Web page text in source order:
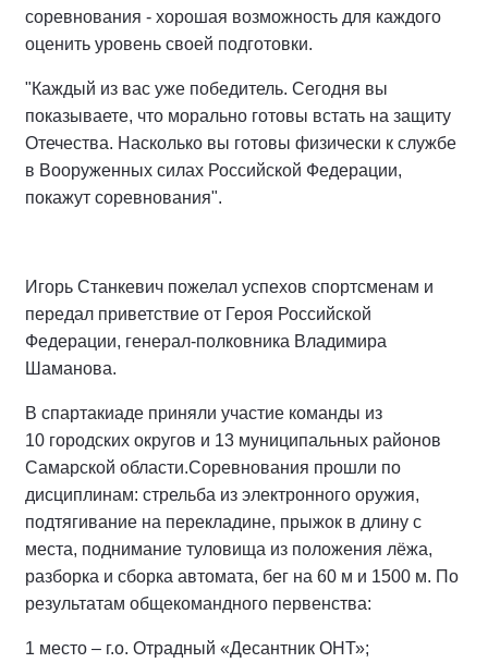
соревнования - хорошая возможность для каждого
оценить уровень своей подготовки.
"Каждый из вас уже победитель. Сегодня вы
показываете, что морально готовы встать на защиту
Отечества. Насколько вы готовы физически к службе
в Вооруженных силах Российской Федерации,
покажут соревнования".
Игорь Станкевич пожелал успехов спортсменам и
передал приветствие от Героя Российской
Федерации, генерал-полковника Владимира
Шаманова.
В спартакиаде приняли участие команды из
10 городских округов и 13 муниципальных районов
Самарской области.Соревнования прошли по
дисциплинам: стрельба из электронного оружия,
подтягивание на перекладине, прыжок в длину с
места, поднимание туловища из положения лёжа,
разборка и сборка автомата, бег на 60 м и 1500 м. По
результатам общекомандного первенства:
1 место – г.о. Отрадный «Десантник ОНТ»;